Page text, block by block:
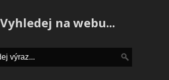
Vyhledej na webu...